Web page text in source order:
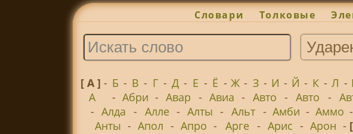
Словари Толковые
[ А ] - Б - В - Г - Д - Е - Ё - Ж - З - И - Й - К - Л -
А
- Абри - Авар - Авиа - Авто - Авто -
- Алда - Алле - Алты - Альт - Амби - Аммо -
Анты - Апол - Апро - Арге - Арис - Арон -